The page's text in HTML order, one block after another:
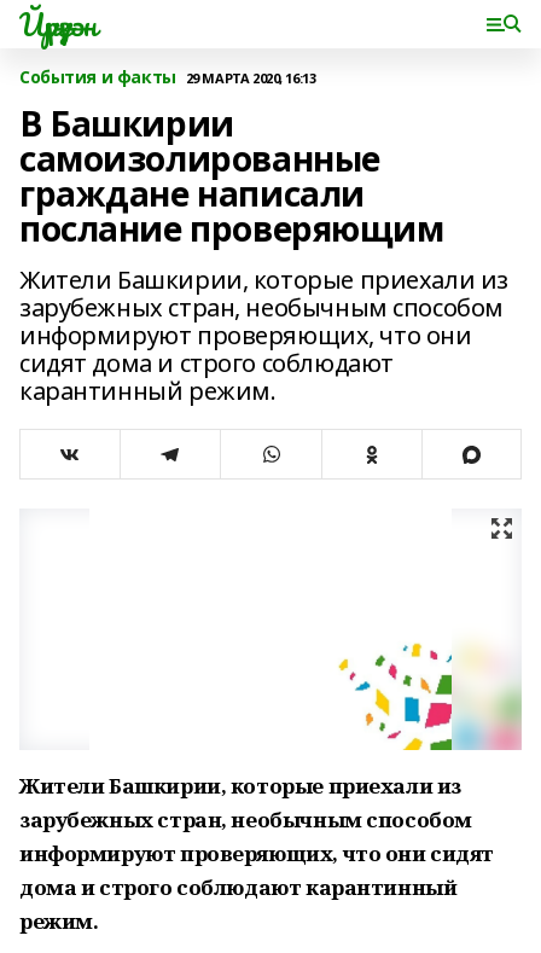
Йүрүҙән
События и факты 29 МАРТА 2020, 16:13
В Башкирии
самоизолированные
граждане написали
послание проверяющим
Жители Башкирии, которые приехали из
зарубежных стран, необычным способом
информируют проверяющих, что они
сидят дома и строго соблюдают
карантинный режим.
Жители Башкирии, которые приехали из
зарубежных стран, необычным способом
информируют проверяющих, что они сидят
дома и строго соблюдают карантинный
режим.